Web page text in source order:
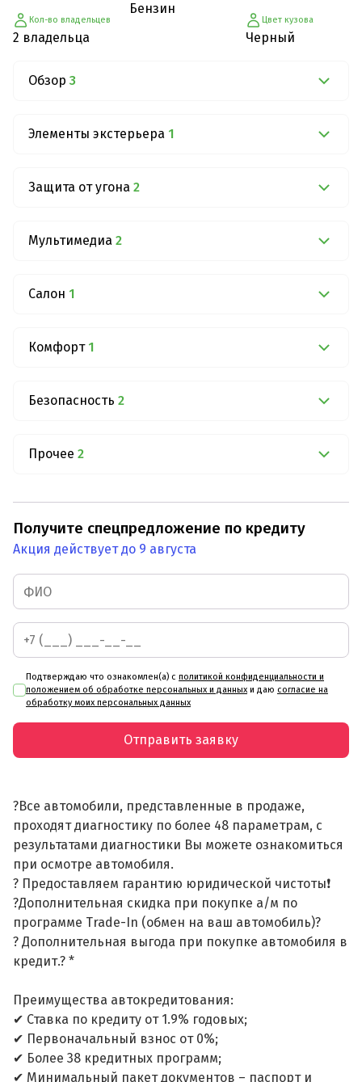
Кол-во владельцев
2 владельца
Бензин
Цвет кузова
Черный
Обзор 3
Элементы экстерьера 1
Защита от угона 2
Мультимедиа 2
Салон 1
Комфорт 1
Безопасность 2
Прочее 2
Получите спецпредложение по кредиту
Акция действует до 9 августа
Подтверждаю что ознакомлен(а) с политикой конфиденциальности и
положением об обработке персональных и данных и даю согласие на
обработку моих персональных данных
Отправить заявку
?Все автомобили, представленные в продаже,
проходят диагностику по более 48 параметрам, с
результатами диагностики Вы можете ознакомиться
при осмотре автомобиля.
? Предоставляем гарантию юридической чистоты❗
?Дополнительная скидка при покупке а/м по
программе Trade-In (обмен на ваш автомобиль)?
? Дополнительная выгода при покупке автомобиля в
кредит.? *
Преимущества автокредитования:
✔ Ставка по кредиту от 1.9% годовых;
✔ Первоначальный взнос от 0%;
✔ Более 38 кредитных программ;
✔ Минимальный пакет документов – паспорт и